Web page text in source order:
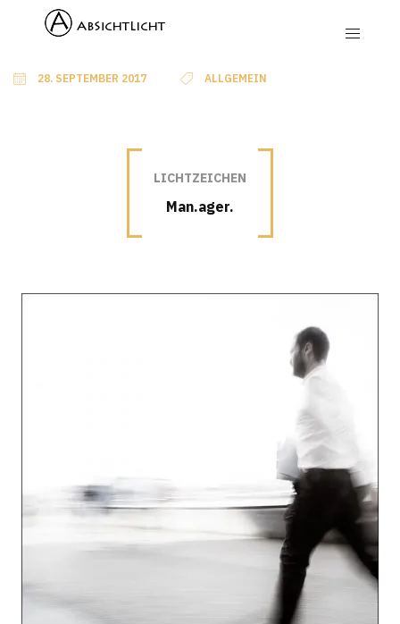
28. SEPTEMBER 2017 ALLGEMEIN
LICHTZEICHEN
Man.ager.